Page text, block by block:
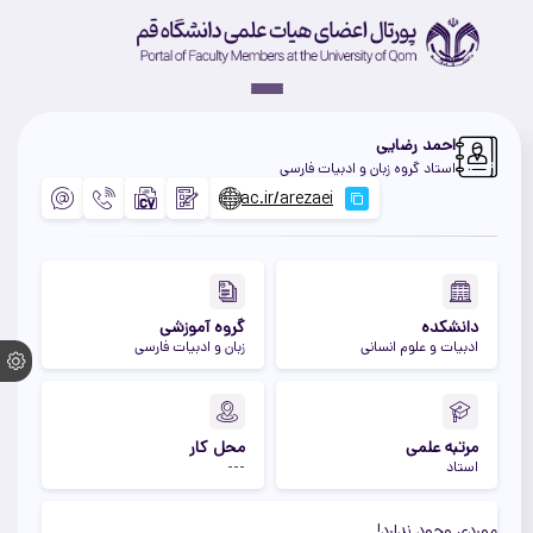
احمد رضایی
استاد گروه زبان و ادبیات فارسی
دانشکده
ادبیات و علوم انسانی
گروه آموزشی
زبان و ادبیات فارسی
مرتبه علمی
استاد
محل کار
---